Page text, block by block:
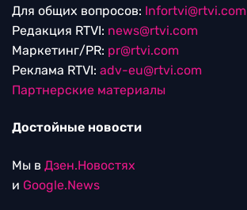
Для общих вопросов: Infortvi@rtvi.com
Редакция RTVI: news@rtvi.com
Маркетинг/PR: pr@rtvi.com
Реклама RTVI: adv-eu@rtvi.com
Партнерские материалы
Достойные новости
Мы в Дзен.Новостях
и Google.News